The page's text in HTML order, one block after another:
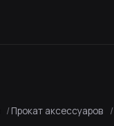
Прокат аксессуаров